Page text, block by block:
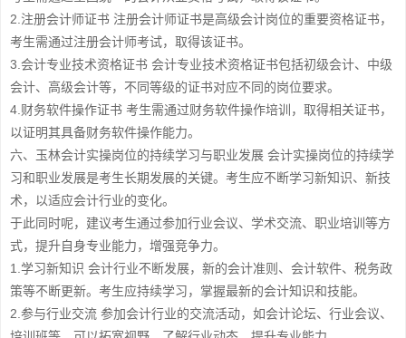
2.注册会计师证书 注册会计师证书是高级会计岗位的重要资格证书，
考生需通过注册会计师考试，取得该证书。
3.会计专业技术资格证书 会计专业技术资格证书包括初级会计、中级
会计、高级会计等，不同等级的证书对应不同的岗位要求。
4.财务软件操作证书 考生需通过财务软件操作培训，取得相关证书，
以证明其具备财务软件操作能力。
六、玉林会计实操岗位的持续学习与职业发展 会计实操岗位的持续学
习和职业发展是考生长期发展的关键。考生应不断学习新知识、新技
术，以适应会计行业的变化。
于此同时呢，建议考生通过参加行业会议、学术交流、职业培训等方
式，提升自身专业能力，增强竞争力。
1.学习新知识 会计行业不断发展，新的会计准则、会计软件、税务政
策等不断更新。考生应持续学习，掌握最新的会计知识和技能。
2.参与行业交流 参加会计行业的交流活动，如会计论坛、行业会议、